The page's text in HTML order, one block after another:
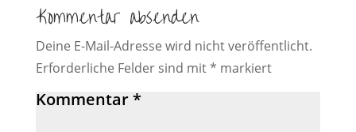
Kommentar absenden
Deine E-Mail-Adresse wird nicht veröffentlicht.
Erforderliche Felder sind mit* markiert